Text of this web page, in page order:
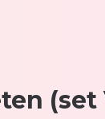
(set